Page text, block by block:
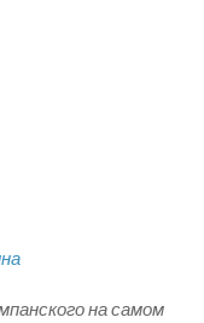
на самом